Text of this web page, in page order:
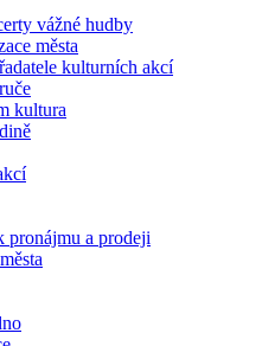
vážné hudby
města
kulturních akcí
kultura
pronájmu a prodeji